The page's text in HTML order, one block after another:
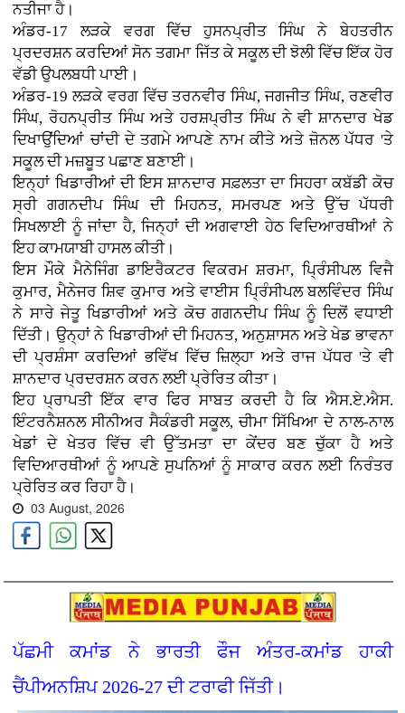
ਨਤੀਜਾ ਹੈ।
ਅੰਡਰ-17 ਲੜਕੇ ਵਰਗ ਵਿੱਚ ਹੁਸਨਪ੍ਰੀਤ ਸਿੰਘ ਨੇ ਬੇਹਤਰੀਨ
ਪ੍ਰਦਰਸ਼ਨ ਕਰਦਿਆਂ ਸੋਨ ਤਗਮਾ ਜਿੱਤ ਕੇ ਸਕੂਲ ਦੀ ਝੋਲੀ ਵਿੱਚ ਇੱਕ ਹੋਰ
ਵੱਡੀ ਉਪਲਬਧੀ ਪਾਈ।
ਅੰਡਰ-19 ਲੜਕੇ ਵਰਗ ਵਿੱਚ ਤਰਨਵੀਰ ਸਿੰਘ, ਜਗਜੀਤ ਸਿੰਘ, ਰਣਵੀਰ
ਸਿੰਘ, ਰੋਹਨਪ੍ਰੀਤ ਸਿੰਘ ਅਤੇ ਹਰਸ਼ਪ੍ਰੀਤ ਸਿੰਘ ਨੇ ਵੀ ਸ਼ਾਨਦਾਰ ਖੇਡ
ਦਿਖਾਉਂਦਿਆਂ ਚਾਂਦੀ ਦੇ ਤਗਮੇ ਆਪਣੇ ਨਾਮ ਕੀਤੇ ਅਤੇ ਜ਼ੋਨਲ ਪੱਧਰ 'ਤੇ
ਸਕੂਲ ਦੀ ਮਜ਼ਬੂਤ ਪਛਾਣ ਬਣਾਈ।
ਇਨ੍ਹਾਂ ਖਿਡਾਰੀਆਂ ਦੀ ਇਸ ਸ਼ਾਨਦਾਰ ਸਫ਼ਲਤਾ ਦਾ ਸਿਹਰਾ ਕਬੱਡੀ ਕੋਚ
ਸ੍ਰੀ ਗਗਨਦੀਪ ਸਿੰਘ ਦੀ ਮਿਹਨਤ, ਸਮਰਪਣ ਅਤੇ ਉੱਚ ਪੱਧਰੀ
ਸਿਖਲਾਈ ਨੂੰ ਜਾਂਦਾ ਹੈ, ਜਿਨ੍ਹਾਂ ਦੀ ਅਗਵਾਈ ਹੇਠ ਵਿਦਿਆਰਥੀਆਂ ਨੇ
ਇਹ ਕਾਮਯਾਬੀ ਹਾਸਲ ਕੀਤੀ।
ਇਸ ਮੌਕੇ ਮੈਨੇਜਿੰਗ ਡਾਇਰੈਕਟਰ ਵਿਕਰਮ ਸ਼ਰਮਾ, ਪ੍ਰਿੰਸੀਪਲ ਵਿਜੈ
ਕੁਮਾਰ, ਮੈਨੇਜਰ ਸ਼ਿਵ ਕੁਮਾਰ ਅਤੇ ਵਾਈਸ ਪ੍ਰਿੰਸੀਪਲ ਬਲਵਿੰਦਰ ਸਿੰਘ
ਨੇ ਸਾਰੇ ਜੇਤੂ ਖਿਡਾਰੀਆਂ ਅਤੇ ਕੋਚ ਗਗਨਦੀਪ ਸਿੰਘ ਨੂੰ ਦਿਲੋਂ ਵਧਾਈ
ਦਿੱਤੀ। ਉਨ੍ਹਾਂ ਨੇ ਖਿਡਾਰੀਆਂ ਦੀ ਮਿਹਨਤ, ਅਨੁਸ਼ਾਸਨ ਅਤੇ ਖੇਡ ਭਾਵਨਾ
ਦੀ ਪ੍ਰਸ਼ੰਸਾ ਕਰਦਿਆਂ ਭਵਿੱਖ ਵਿੱਚ ਜ਼ਿਲ੍ਹਾ ਅਤੇ ਰਾਜ ਪੱਧਰ 'ਤੇ ਵੀ
ਸ਼ਾਨਦਾਰ ਪ੍ਰਦਰਸ਼ਨ ਕਰਨ ਲਈ ਪ੍ਰੇਰਿਤ ਕੀਤਾ।
ਇਹ ਪ੍ਰਾਪਤੀ ਇੱਕ ਵਾਰ ਫਿਰ ਸਾਬਤ ਕਰਦੀ ਹੈ ਕਿ ਐਸ.ਏ.ਐਸ.
ਇੰਟਰਨੈਸ਼ਨਲ ਸੀਨੀਅਰ ਸੈਕੰਡਰੀ ਸਕੂਲ, ਚੀਮਾ ਸਿੱਖਿਆ ਦੇ ਨਾਲ-ਨਾਲ
ਖੇਡਾਂ ਦੇ ਖੇਤਰ ਵਿੱਚ ਵੀ ਉੱਤਮਤਾ ਦਾ ਕੇਂਦਰ ਬਣ ਚੁੱਕਾ ਹੈ ਅਤੇ
ਵਿਦਿਆਰਥੀਆਂ ਨੂੰ ਆਪਣੇ ਸੁਪਨਿਆਂ ਨੂੰ ਸਾਕਾਰ ਕਰਨ ਲਈ ਨਿਰੰਤਰ
ਪ੍ਰੇਰਿਤ ਕਰ ਰਿਹਾ ਹੈ।
03 August, 2026
ਪੱਛਮੀ ਕਮਾਂਡ ਨੇ ਭਾਰਤੀ ਫੌਜ ਅੰਤਰ-ਕਮਾਂਡ ਹਾਕੀ
ਚੈਂਪੀਅਨਸ਼ਿਪ 2026-27 ਦੀ ਟਰਾਫੀ ਜਿੱਤੀ।